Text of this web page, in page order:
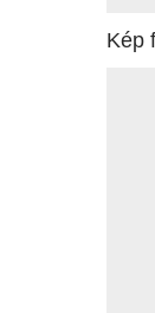
Kép